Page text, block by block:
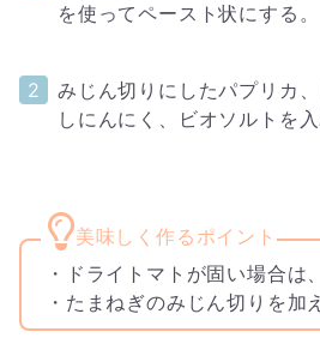
を使ってペースト状にする。
みじん切りにしたパプリカ
しにんにく、ビオソルトを入
・ドライトマトが固い場合は
・たまねぎのみじん切りを加